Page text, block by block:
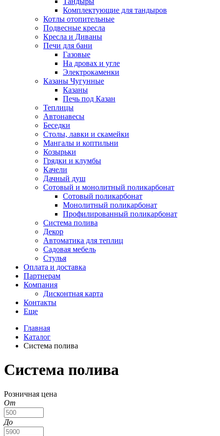
Комплектующие для тандыров
Котлы отопительные
Подвесные кресла
Кресла и Диваны
Печи для бани
Газовые
На дровах и угле
Электрокаменки
Казаны Чугунные
Казаны
Печь под Казан
Теплицы
Автонавесы
Беседки
Столы, лавки и скамейки
Мангалы и коптильни
Козырьки
Грядки и клумбы
Качели
Дачный душ
Сотовый и монолитный поликарбонат
Сотовый поликарбонат
Монолитный поликарбонат
Профилированный поликарбонат
Система полива
Декор
Автоматика для теплиц
Садовая мебель
Стулья
Оплата и доставка
Партнерам
Компания
Дисконтная карта
Контакты
Еще
Главная
Каталог
Система полива
Система полива
Розничная цена
От
До